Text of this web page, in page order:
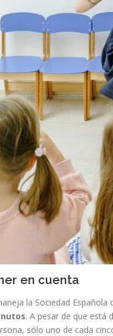
en cuenta
la Sociedad
. A pesar de que está
sólo uno de cada